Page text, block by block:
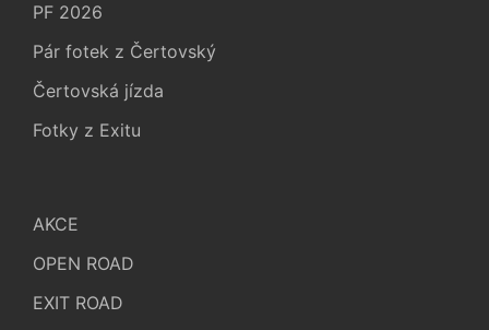
PF 2026
Pár fotek z Čertovský
Čertovská jízda
Fotky z Exitu
AKCE
OPEN ROAD
EXIT ROAD